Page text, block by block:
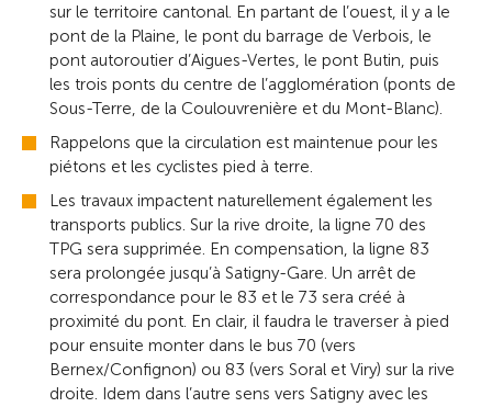
sur le territoire cantonal. En partant de l’ouest, il y a le
pont de la Plaine, le pont du barrage de Verbois, le
pont autoroutier d’Aigues-Vertes, le pont Butin, puis
les trois ponts du centre de l’agglomération (ponts de
Sous-Terre, de la Coulouvrenière et du Mont-Blanc).
Rappelons que la circulation est maintenue pour les
piétons et les cyclistes pied à terre.
Les travaux impactent naturellement également les
transports publics. Sur la rive droite, la ligne 70 des
TPG sera supprimée. En compensation, la ligne 83
sera prolongée jusqu’à Satigny-Gare. Un arrêt de
correspondance pour le 83 et le 73 sera créé à
proximité du pont. En clair, il faudra le traverser à pied
pour ensuite monter dans le bus 70 (vers
Bernex/Confignon) ou 83 (vers Soral et Viry) sur la rive
droite. Idem dans l’autre sens vers Satigny avec les